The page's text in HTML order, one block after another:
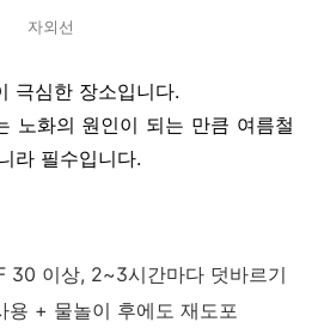
자외선
극심한 장소입니다.
노화의 원인이 되는 만큼 여름철
라 필수입니다.
30 이상, 2~3시간마다 덧바르기
용 + 물놀이 후에도 재도포